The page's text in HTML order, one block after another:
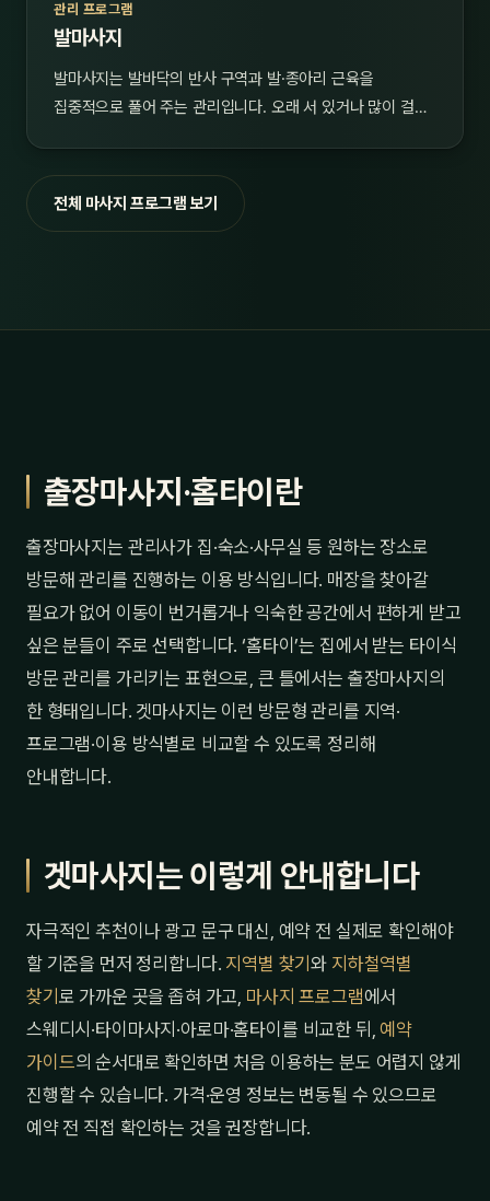
관리 프로그램
발마사지
발마사지는 발바닥의 반사 구역과 발·종아리 근육을
집중적으로 풀어 주는 관리입니다. 오래 서 있거나 많이 걸…
전체 마사지 프로그램 보기
출장마사지·홈타이란
출장마사지는 관리사가 집·숙소·사무실 등 원하는 장소로
방문해 관리를 진행하는 이용 방식입니다. 매장을 찾아갈
필요가 없어 이동이 번거롭거나 익숙한 공간에서 편하게 받고
싶은 분들이 주로 선택합니다. ‘홈타이’는 집에서 받는 타이식
방문 관리를 가리키는 표현으로, 큰 틀에서는 출장마사지의
한 형태입니다. 겟마사지는 이런 방문형 관리를 지역·
프로그램·이용 방식별로 비교할 수 있도록 정리해
안내합니다.
겟마사지는 이렇게 안내합니다
자극적인 추천이나 광고 문구 대신, 예약 전 실제로 확인해야
할 기준을 먼저 정리합니다. 지역별 찾기와 지하철역별
찾기 로 가까운 곳을 좁혀 가고, 마사지 프로그램에서
스웨디시·타이마사지·아로마·홈타이를 비교한 뒤,예약
가이드의 순서대로 확인하면 처음 이용하는 분도 어렵지 않게
진행할 수 있습니다. 가격·운영 정보는 변동될 수 있으므로
예약 전 직접 확인하는 것을 권장합니다.